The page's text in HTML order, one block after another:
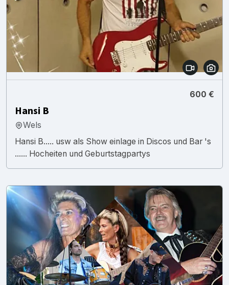
600 €
Hansi B
Wels
Hansi B..... usw als Show einlage in Discos und Bar 's
...... Hocheiten und Geburtstagpartys